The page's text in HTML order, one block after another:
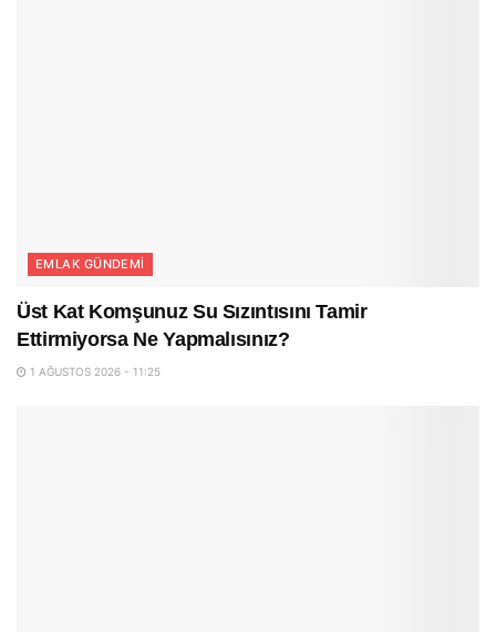
EMLAK GÜNDEMI
Üst Kat Komşunuz Su Sızıntısını Tamir
Ettirmiyorsa Ne Yapmalısınız?
1 AĞUSTOS 2026 - 11:25